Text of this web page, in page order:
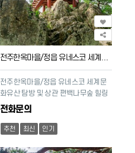
전주한옥마을/정읍 유네스코 세계문화유산을 찾아서
전주한옥마을/정읍 유네스코 세계문
화유산 탐방 및 상관 편백나무숲 힐링
전화문의
추천 최신 인기